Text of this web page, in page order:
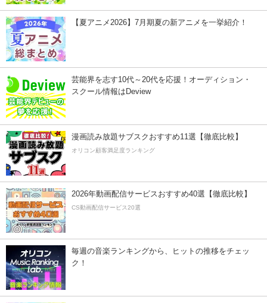
【夏アニメ2026】7月期夏の新アニメを一挙紹介！
芸能界を志す10代～20代を応援！オーディション・
スクール情報はDeview
漫画読み放題サブスクおすすめ11選【徹底比較】
オリコン顧客満足度ランキング
2026年動画配信サービスおすすめ40選【徹底比較】
CS動画配信サービス20選
毎週の音楽ランキングから、ヒットの推移をチェッ
ク！